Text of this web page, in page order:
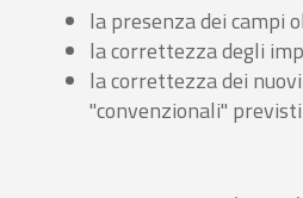
la presenza dei campi
la correttezza degli
la correttezza dei
"convenzionali"